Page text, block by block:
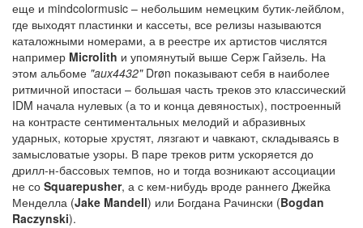
еще и mindcolormusic – небольшим немецким бутик-лейблом,
где выходят пластинки и кассеты, все релизы называются
каталожными номерами, а в реестре их артистов числятся
например Microlith и упомянутый выше Серж Гайзель. На
этом альбоме "aux4432"Drøn показывают себя в наиболее
ритмичной ипостаси – большая часть треков это классический
IDM начала нулевых (а то и конца девяностых), построенный
на контрасте сентиментальных мелодий и абразивных
ударных, которые хрустят, лязгают и чавкают, складываясь в
замысловатые узоры. В паре треков ритм ускоряется до
дрилл-н-бассовых темпов, но и тогда возникают ассоциации
не со Squarepusher, а с кем-нибудь вроде раннего Джейка
Менделла (Jake Mandell) или Богдана Рачински (Bogdan
Raczynski).